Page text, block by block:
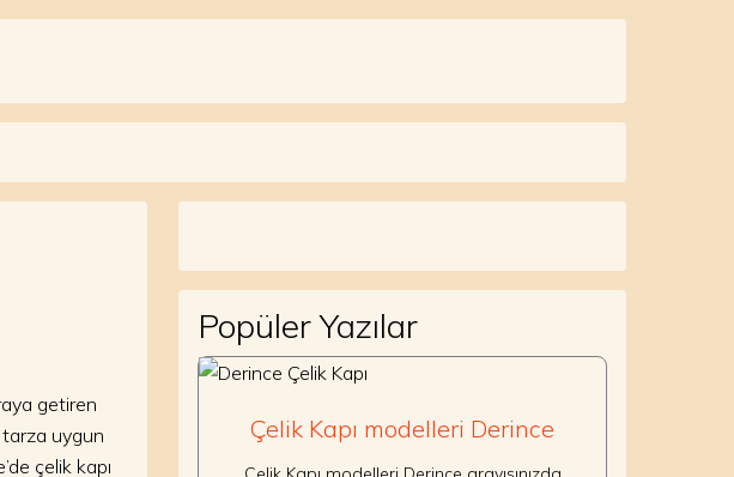
getiren
tarza uygun
çelik kapı
Popüler Yazılar
Çelik Kapı modelleri Derince